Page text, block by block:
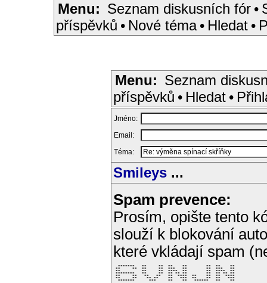
Menu: Seznam diskusních fór •
příspěvků • Nové téma • Hledat •
Menu: Seznam
příspěvků • Hledat •
Jméno:
Email:
Téma:
Smileys ...
Spam prevence:
Prosím, opište tento
slouží k blokování
které vkládají spam
  *******   **     **  **    **        **  **    **
**     **  **     **  ***   **        **  ***   **
**         **     **  ****  **        **  ****  **
********   **     **  ** ** **        **  ** ** **
**     **   **   **   **  ****  **    **  **  ****
**     **    ** **    **   ***  **    **  **   ***
  *******      ***     **    **   ******   **    **